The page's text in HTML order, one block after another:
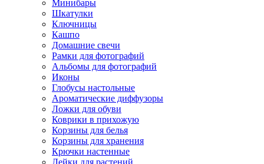
Минибары
Шкатулки
Ключницы
Кашпо
Домашние свечи
Рамки для фотографий
Альбомы для фотографий
Иконы
Глобусы настольные
Ароматические диффузоры
Ложки для обуви
Коврики в прихожую
Корзины для белья
Корзины для хранения
Крючки настенные
Лейки для растений